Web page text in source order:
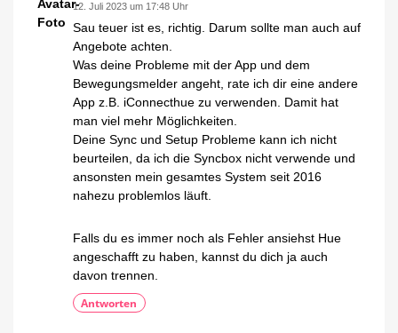
12. Juli 2023 um 17:48 Uhr
Sau teuer ist es, richtig. Darum sollte man auch auf
Angebote achten.
Was deine Probleme mit der App und dem
Bewegungsmelder angeht, rate ich dir eine andere
App z.B. iConnecthue zu verwenden. Damit hat
man viel mehr Möglichkeiten.
Deine Sync und Setup Probleme kann ich nicht
beurteilen, da ich die Syncbox nicht verwende und
ansonsten mein gesamtes System seit 2016
nahezu problemlos läuft.
Falls du es immer noch als Fehler ansiehst Hue
angeschafft zu haben, kannst du dich ja auch
davon trennen.
Antworten